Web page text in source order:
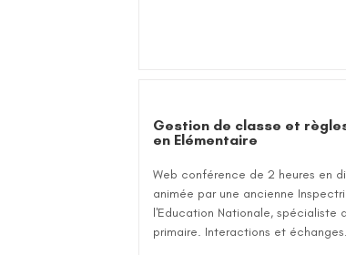
Gestion de classe et
en Elémentaire
Web conférence de 2 heures en
animée par une ancienne
l'Education Nationale, spécialiste
primaire. Interactions et